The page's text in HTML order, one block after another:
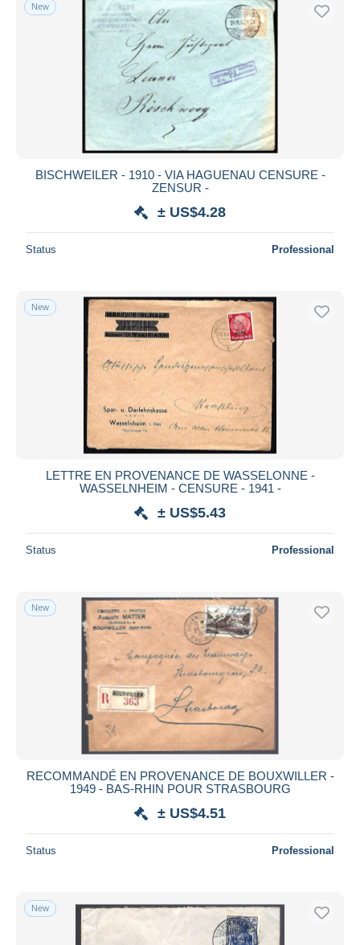
New
BISCHWEILER - 1910 - VIA HAGUENAU CENSURE -
ZENSUR -
± US$4.28
Status Professional
New
LETTRE EN PROVENANCE DE WASSELONNE -
WASSELNHEIM - CENSURE - 1941 -
± US$5.43
Status Professional
New
RECOMMANDÉ EN PROVENANCE DE BOUXWILLER -
1949 - BAS-RHIN POUR STRASBOURG
± US$4.51
Status Professional
New